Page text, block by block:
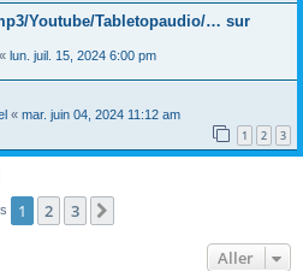
Youtube/Tabletopaudio/… sur
« lun. juil. 15, 2024 6:00 pm
« mar. juin 04, 2024 11:12 am
1 2 3
1 2 3
Aller